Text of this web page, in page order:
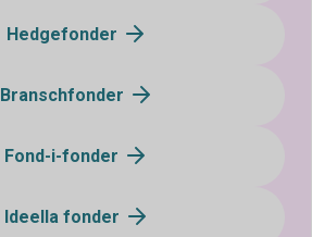
Hedgefonder
Branschfonder
Fond-i-fonder
Ideella fonder